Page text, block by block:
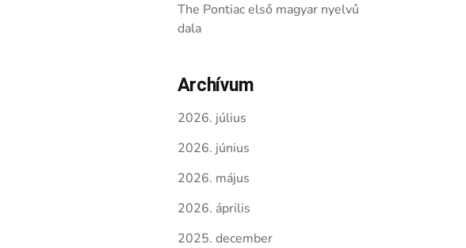
The Pontiac első magyar nyelvű
dala
Archívum
2026. július
2026. június
2026. május
2026. április
2025. december